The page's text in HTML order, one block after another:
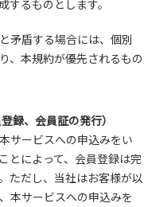
するものとします。
矛盾する場合には、個別
、本規約が優先されるもの
録、会員証の発行）
サービスへの申込みをい
とによって、会員登録は完
ただし、当社はお客様が以
本サービスへの申込みを